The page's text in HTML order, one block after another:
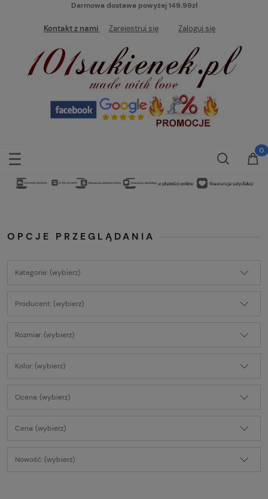
Darmowa dostawa powyżej 149,99zł
Kontakt z nami Zarejestruj się Zaloguj się
OPCJE PRZEGLĄDANIA
Kategorie: (wybierz)
Producent: (wybierz)
Rozmiar: (wybierz)
Kolor: (wybierz)
Ocena: (wybierz)
Cena: (wybierz)
Nowość: (wybierz)